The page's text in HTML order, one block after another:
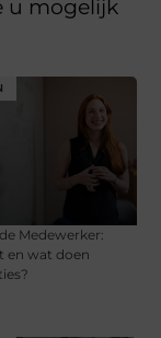
u mogelijk
Medewerker:
en wat doen